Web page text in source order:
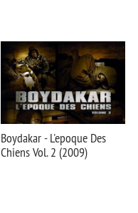
Boydakar - L'epoque Des
Chiens Vol. 2 (2009)